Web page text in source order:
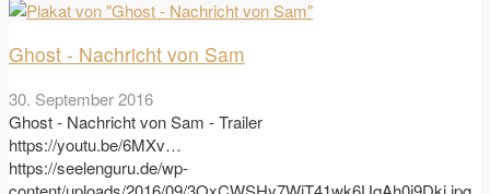
Ghost - Nachricht von Sam
30. September 2016
Ghost - Nachricht von Sam - Trailer
https://youtu.be/6MXv…
https://seelenguru.de/wp-